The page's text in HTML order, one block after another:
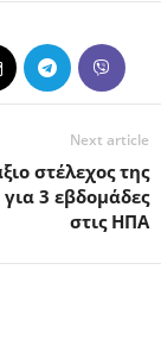
Next article
στέλεχος της
3 εβδομάδες
στις ΗΠΑ